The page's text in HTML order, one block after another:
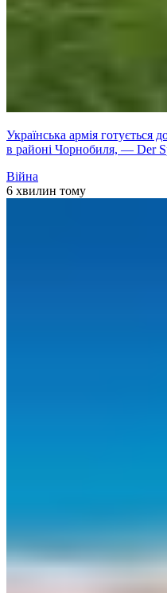
Українська армія готується
в районі Чорнобиля, — Der
Війна
6 хвилин тому